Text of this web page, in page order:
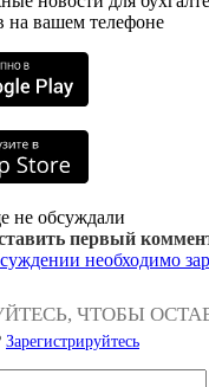
на вашем телефоне
не обсуждали
первый
необходимо
ЧТОБЫ
Зарегистрируйтесь